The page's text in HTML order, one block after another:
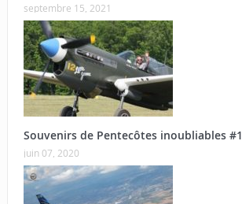
septembre 15, 2021
Souvenirs de Pentecôtes inoubliables #1
juin 07, 2020